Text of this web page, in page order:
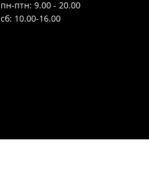
пн-птн: 9.00 - 20.00
сб: 10.00-16.00